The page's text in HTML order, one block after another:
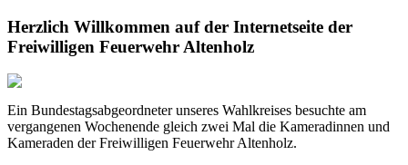
Herzlich Willkommen auf der Internetseite der
Freiwilligen Feuerwehr Altenholz
Ein Bundestagsabgeordneter unseres Wahlkreises besuchte am
vergangenen Wochenende gleich zwei Mal die Kameradinnen und
Kameraden der Freiwilligen Feuerwehr Altenholz.